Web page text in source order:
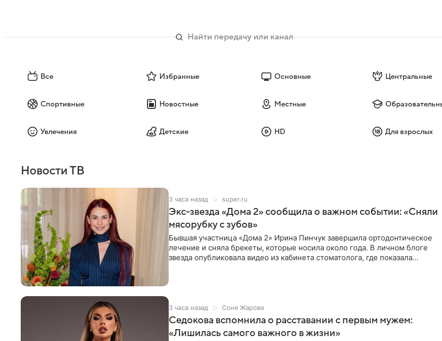
Все Избранные Основные Центральные
Спортивные Новостные Местные
Увлечения Детские HD Для взрослых
Новости ТВ
3 часа назад super.ru
Экс-звезда «Дома 2» сообщила о важном событии: «Сняли
мясорубку с зубов»
Бывшая участница «Дома 2» Ирина Пинчук завершила ортодонтическое
лечение и сняла брекеты, которые носила около года. В личном блоге
звезда опубликовала видео из кабинета стоматолога, где показала
3 часа назад Соня Жарова
Седокова вспомнила о расставании с первым мужем:
«Лишилась самого важного в жизни»